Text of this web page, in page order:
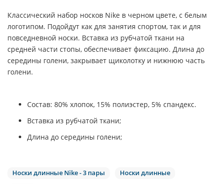
Классический набор носков Nike в черном цвете, с белым
логотипом. Подойдут как для занятия спортом, так и для
повседневной носки. Вставка из рубчатой ткани на
средней части стопы, обеспечивает фиксацию. Длина до
середины голени, закрывает щиколотку и нижнюю часть
голени.
Состав: 80% хлопок, 15% полиэстер, 5% спандекс.
Вставка из рубчатой ткани;
Длина до середины голени;
Носки длинные Nike - 3 пары
Носки длинные